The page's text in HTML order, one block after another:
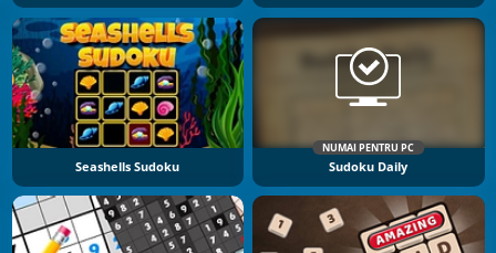
Seashells Sudoku
NUMAI PENTRU PC
Sudoku Daily